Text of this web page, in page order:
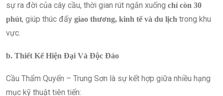
sự ra đời của cây cầu, thời gian rút ngắn xuống chỉ còn 30
phút, giúp thúc đẩy giao thương, kinh tế và du lịch trong khu
vực.
b. Thiết Kế Hiện Đại Và Độc Đáo
Cầu Thẩm Quyến – Trung Sơn là sự kết hợp giữa nhiều hạng
mục kỹ thuật tiên tiến: